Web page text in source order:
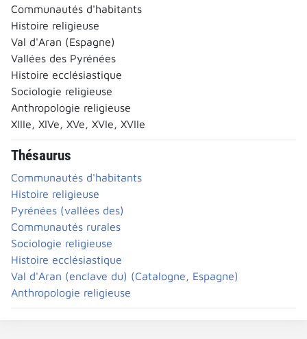
Communautés d'habitants
Histoire religieuse
Val d'Aran (Espagne)
Vallées des Pyrénées
Histoire ecclésiastique
Sociologie religieuse
Anthropologie religieuse
XIIIe, XIVe, XVe, XVIe, XVIIe
Thésaurus
Communautés d'habitants
Histoire religieuse
Pyrénées (vallées des)
Communautés rurales
Sociologie religieuse
Histoire ecclésiastique
Val d'Aran (enclave du) (Catalogne, Espagne)
Anthropologie religieuse